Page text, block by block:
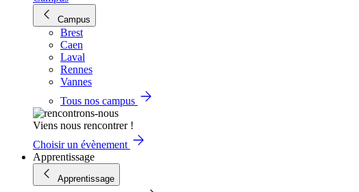
Campus
Brest
Caen
Laval
Rennes
Vannes
Tous nos campus
Viens nous rencontrer !
Choisir un évènement
Apprentissage
Apprentissage